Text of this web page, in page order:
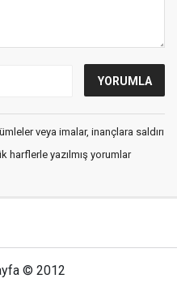
veya imalar, inançlara saldırı
harflerle yazılmış yorumlar
© 2012